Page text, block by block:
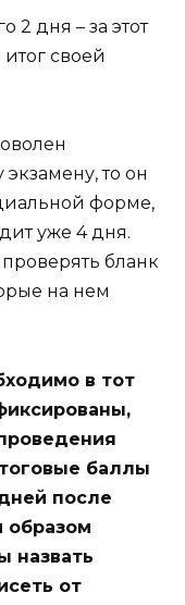
2 дня – за этот
своей
то он
форме,
уже 4 дня.
бланк
на нем
в тот
баллы
после
образом
назвать
от